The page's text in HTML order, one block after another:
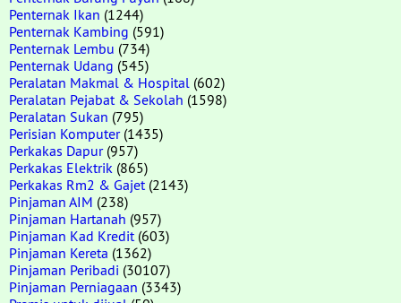
Penternak Ikan (1244)
Penternak Kambing (591)
Penternak Lembu (734)
Penternak Udang (545)
Peralatan Makmal & Hospital (602)
Peralatan Pejabat & Sekolah (1598)
Peralatan Sukan (795)
Perisian Komputer(1435)
Perkakas Dapur(957)
Perkakas Elektrik (865)
Perkakas Rm2 & Gajet (2143)
Pinjaman AIM (238)
Pinjaman Hartanah (957)
Pinjaman Kad Kredit (603)
Pinjaman Kereta (1362)
Pinjaman Peribadi (30107)
Pinjaman Perniagaan (3343)